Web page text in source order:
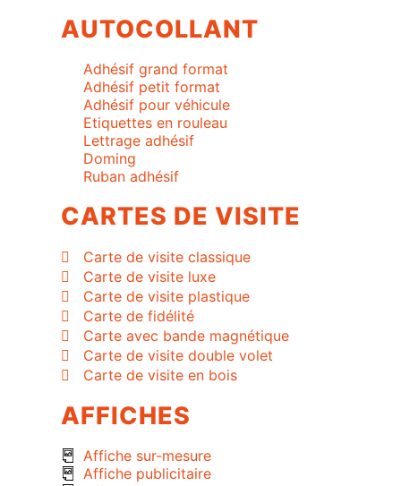
AUTOCOLLANT
Adhésif grand format
Adhésif petit format
Adhésif pour véhicule
Etiquettes en rouleau
Lettrage adhésif
Doming
Ruban adhésif
CARTES DE VISITE
Carte de visite classique
Carte de visite luxe
Carte de visite plastique
Carte de fidélité
Carte avec bande magnétique
Carte de visite double volet
Carte de visite en bois
AFFICHES
Affiche sur-mesure
Affiche publicitaire